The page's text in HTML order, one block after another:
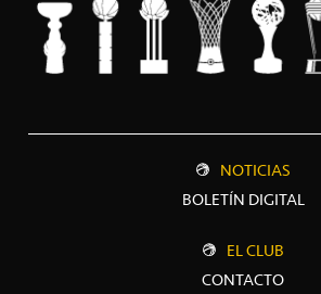
NOTICIAS
BOLETÍN DIGITAL
EL CLUB
CONTACTO